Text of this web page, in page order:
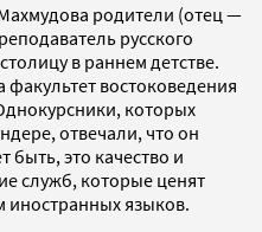
родители (отец —
русского
в раннем детстве.
факультет востоковедения
которых
отвечали, что он
это качество и
служб, которые ценят
иностранных языков.